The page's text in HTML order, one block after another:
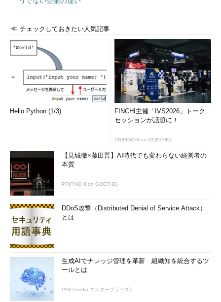
チェックしておきたい人気記事
Hello Python (1/3)
FINCHI主催「IVS2026」トーク
セッションが話題に！
PR(FINCHI on GOETHE)
【見城徹×藤田晋】AI時代でも変わらない経営者の
本質
PR(FINCHI on GOETHE)
DDoS攻撃（Distributed Denial of Service Attack）
とは
生成AIでナレッジ管理を革新 組織知を統合するツ
ールとは
PR(ITmedia エンタープライズ)